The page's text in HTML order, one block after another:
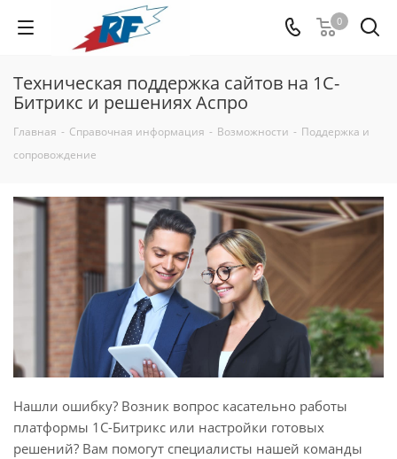
0
Техническая поддержка сайтов на 1С-
Битрикс и решениях Аспро
Главная - Справочная информация - Возможности - Поддержка и
сопровождение
Нашли ошибку? Возник вопрос касательно работы
платформы 1С-Битрикс или настройки готовых
решений? Вам помогут специалисты нашей команды